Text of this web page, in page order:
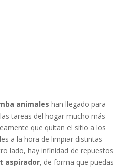
animales han llegado para
tareas del hogar mucho más
que quitan el sitio a los
a la hora de limpiar distintas
lado, hay infinidad de repuestos
aspirador, de forma que puedas